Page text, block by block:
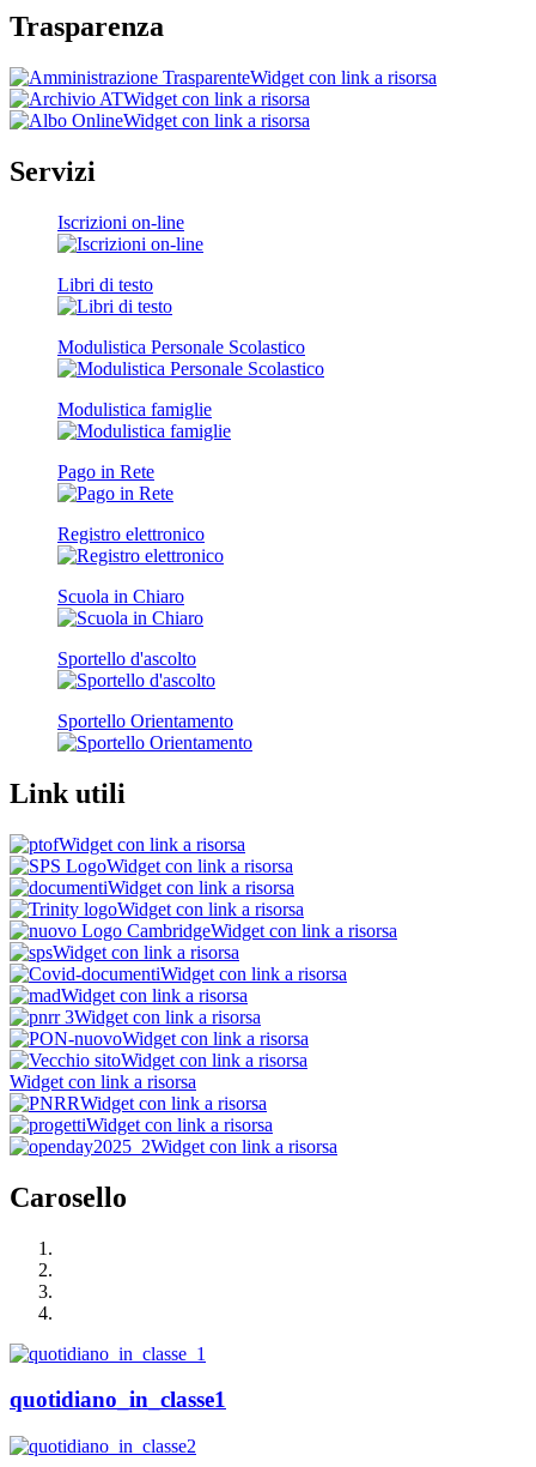
Trasparenza
Widget con link a risorsa
Widget con link a risorsa
Widget con link a risorsa
Servizi
Iscrizioni on-line
Libri di testo
Modulistica Personale Scolastico
Modulistica famiglie
Pago in Rete
Registro elettronico
Scuola in Chiaro
Sportello d'ascolto
Sportello Orientamento
Link utili
Widget con link a risorsa
Widget con link a risorsa
Widget con link a risorsa
Widget con link a risorsa
Widget con link a risorsa
Widget con link a risorsa
Widget con link a risorsa
Widget con link a risorsa
Widget con link a risorsa
Widget con link a risorsa
Widget con link a risorsa
Widget con link a risorsa
Widget con link a risorsa
Widget con link a risorsa
Widget con link a risorsa
Carosello
quotidiano_in_classe1